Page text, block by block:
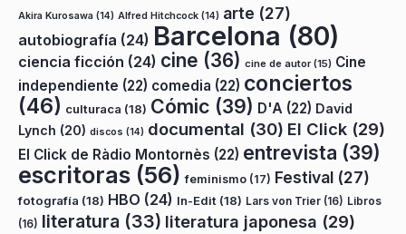
Akira Kurosawa (14) Alfred Hitchcock (14) arte (27)
autobiografía (24) Barcelona (80)
ciencia ficción (24) cine (36) cine de autor(15) Cine
independiente (22) comedia (22) conciertos
(46) culturaca (18) Cómic (39) D'A (22) David
Lynch (20) discos (14) documental (30) El Click (29)
El Click de Ràdio Montornès (22) entrevista (39)
escritoras (56) feminismo (17) Festival (27)
fotografía (18) HBO (24) In-Edit (18) Lars von Trier (16) Libros
(16) literatura (33) literatura japonesa (29)